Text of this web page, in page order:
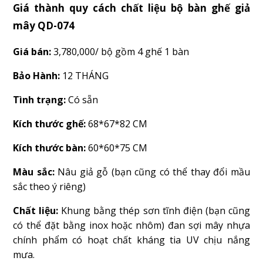
Giá thành quy cách chất liệu bộ bàn ghế giả
mây QD-074
Giá bán:3,780,000/ bộ gồm 4 ghế 1 bàn
Bảo Hành: 12 THÁNG
Tình trạng:Có sẵn
Kích thước ghế:68*67*82 CM
Kích thước bàn:60*60*75 CM
Màu sắc:Nâu giả gỗ (bạn cũng có thể thay đổi mầu
sắc theo ý riêng)
Chất liệu: Khung bằng thép sơn tĩnh điện (bạn cũng
có thể đặt bằng inox hoặc nhôm) đan sợi mây nhựa
chính phẩm có hoạt chất kháng tia UV chịu nắng
mưa.